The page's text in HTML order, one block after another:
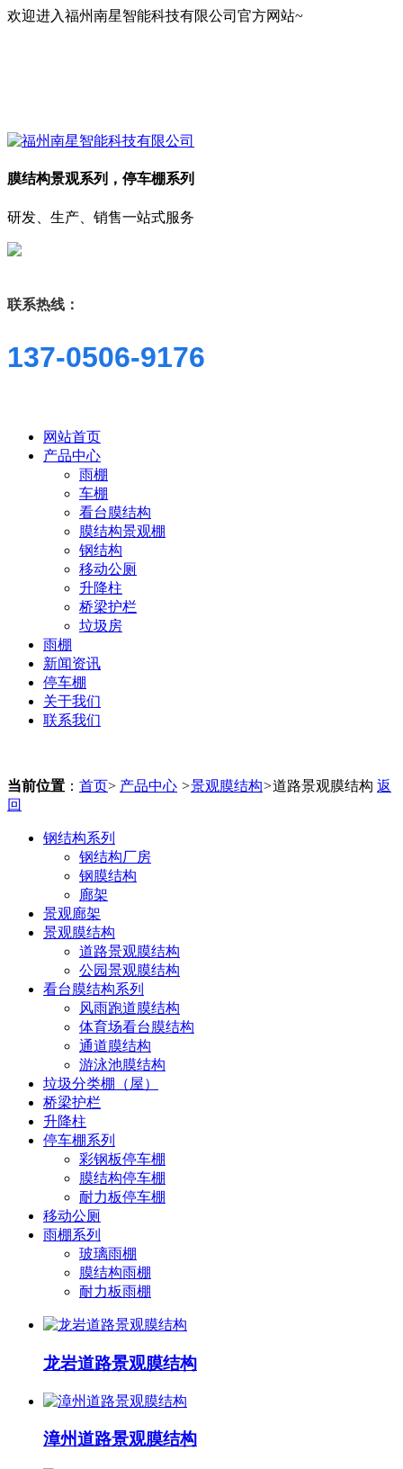
欢迎进入福州南星智能科技有限公司官方网站~
膜结构景观系列，停车棚系列
研发、生产、销售一站式服务
联系热线：
137-0506-9176
网站首页
产品中心
雨棚
车棚
看台膜结构
膜结构景观棚
钢结构
移动公厕
升降柱
桥梁护栏
垃圾房
雨棚
新闻资讯
停车棚
关于我们
联系我们
当前位置 ： 首页> 产品中心 >景观膜结构>道路景观膜结构 返
回
钢结构系列
钢结构厂房
钢膜结构
廊架
景观廊架
景观膜结构
道路景观膜结构
公园景观膜结构
看台膜结构系列
风雨跑道膜结构
体育场看台膜结构
通道膜结构
游泳池膜结构
垃圾分类棚（屋）
桥梁护栏
升降柱
停车棚系列
彩钢板停车棚
膜结构停车棚
耐力板停车棚
移动公厕
雨棚系列
玻璃雨棚
膜结构雨棚
耐力板雨棚
龙岩道路景观膜结构
漳州道路景观膜结构